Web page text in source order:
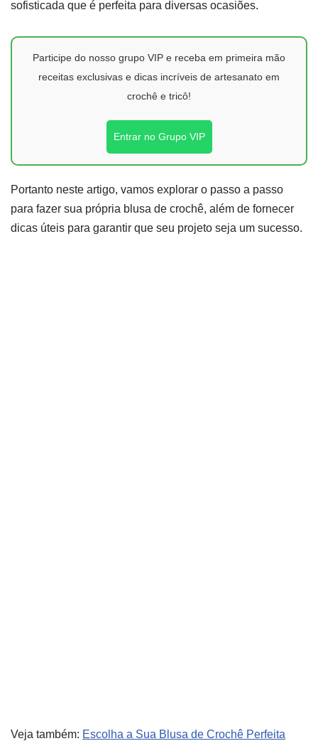
sofisticada que é perfeita para diversas ocasiões.
Participe do nosso grupo VIP e receba em primeira mão
receitas exclusivas e dicas incríveis de artesanato em
crochê e tricô!
Entrar no Grupo VIP
Portanto neste artigo, vamos explorar o passo a passo
para fazer sua própria blusa de crochê, além de fornecer
dicas úteis para garantir que seu projeto seja um sucesso.
Veja também: Escolha a Sua Blusa de Crochê Perfeita